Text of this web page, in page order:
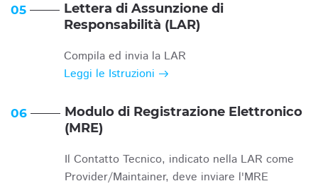
05
Lettera di Assunzione di
Responsabilità (LAR)
Compila ed invia la LAR
Leggi le Istruzioni
06
Modulo di Registrazione Elettronico
(MRE)
Il Contatto Tecnico, indicato nella LAR come
Provider/Maintainer, deve inviare l'MRE